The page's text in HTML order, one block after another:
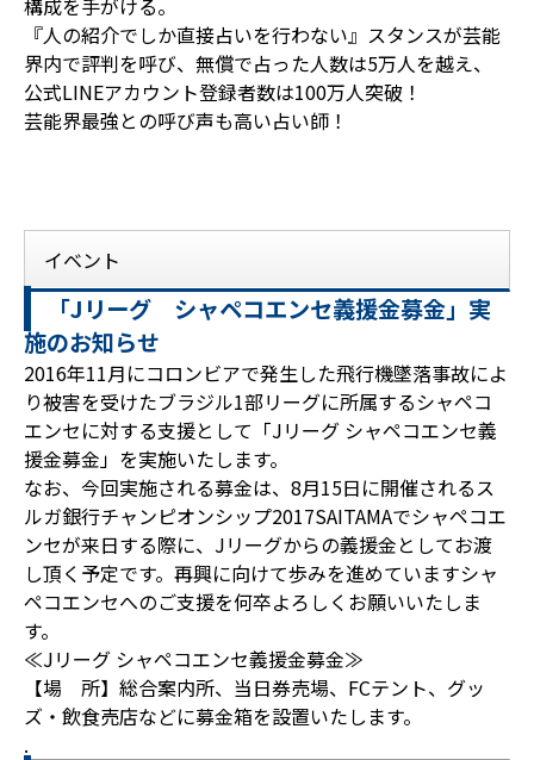
構成を手がける。
『人の紹介でしか直接占いを行わない』スタンスが芸能
界内で評判を呼び、無償で占った人数は5万人を越え、
公式LINEアカウント登録者数は100万人突破！
芸能界最強との呼び声も高い占い師！
イベント
「Jリーグ シャペコエンセ義援金募金」実
施のお知らせ
2016年11月にコロンビアで発生した飛行機墜落事故によ
り被害を受けたブラジル1部リーグに所属するシャペコ
エンセに対する支援として「Jリーグ シャペコエンセ義
援金募金」を実施いたします。
なお、今回実施される募金は、8月15日に開催されるス
ルガ銀行チャンピオンシップ2017SAITAMAでシャペコエ
ンセが来日する際に、Jリーグからの義援金としてお渡
し頂く予定です。再興に向けて歩みを進めていますシャ
ペコエンセへのご支援を何卒よろしくお願いいたしま
す。
≪Jリーグ シャペコエンセ義援金募金≫
【場 所】総合案内所、当日券売場、FCテント、グッ
ズ・飲食売店などに募金箱を設置いたします。
.